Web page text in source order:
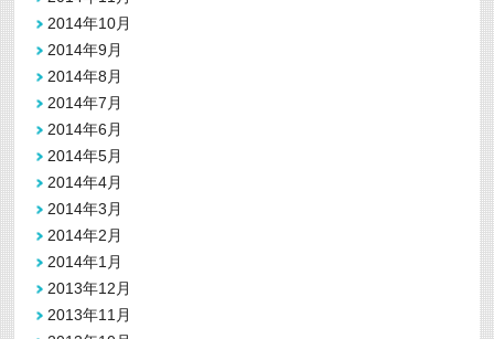
2014年10月
2014年9月
2014年8月
2014年7月
2014年6月
2014年5月
2014年4月
2014年3月
2014年2月
2014年1月
2013年12月
2013年11月